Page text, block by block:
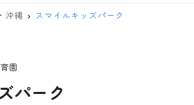
沖縄 スマイルキッズパーク
園
パーク